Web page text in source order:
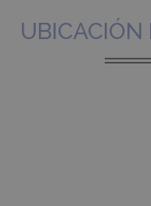
UBICACIÓN